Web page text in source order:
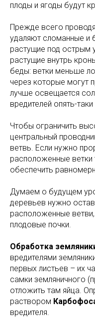
плоды и ягоды будут
Прежде всего
удаляют сломанные и
растущие под острым
растущие внутрь
беды: ветки меньше
через которые могут
лучше освещается
вредителей опять-
Чтобы ограничить
центральный
ветвь. Если нужно
расположенные
обеспечить
Думаем о будущем
деревьев нужно
расположенные
плодовые почки.
Обработка
вредителями
первых листьев – их
самки земляничного
отложить там яйца.
раствором
вредителя.